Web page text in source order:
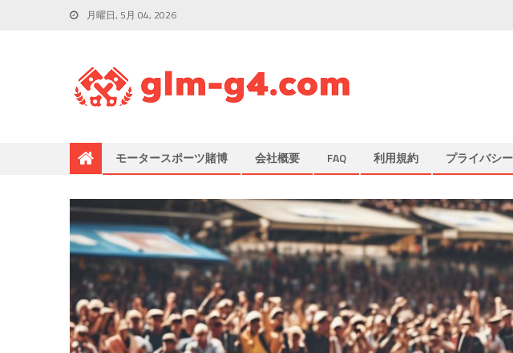
月曜日, 5月 04, 2026
モータースポーツ賭博 会社概要 FAQ 利用規約 プライバシ